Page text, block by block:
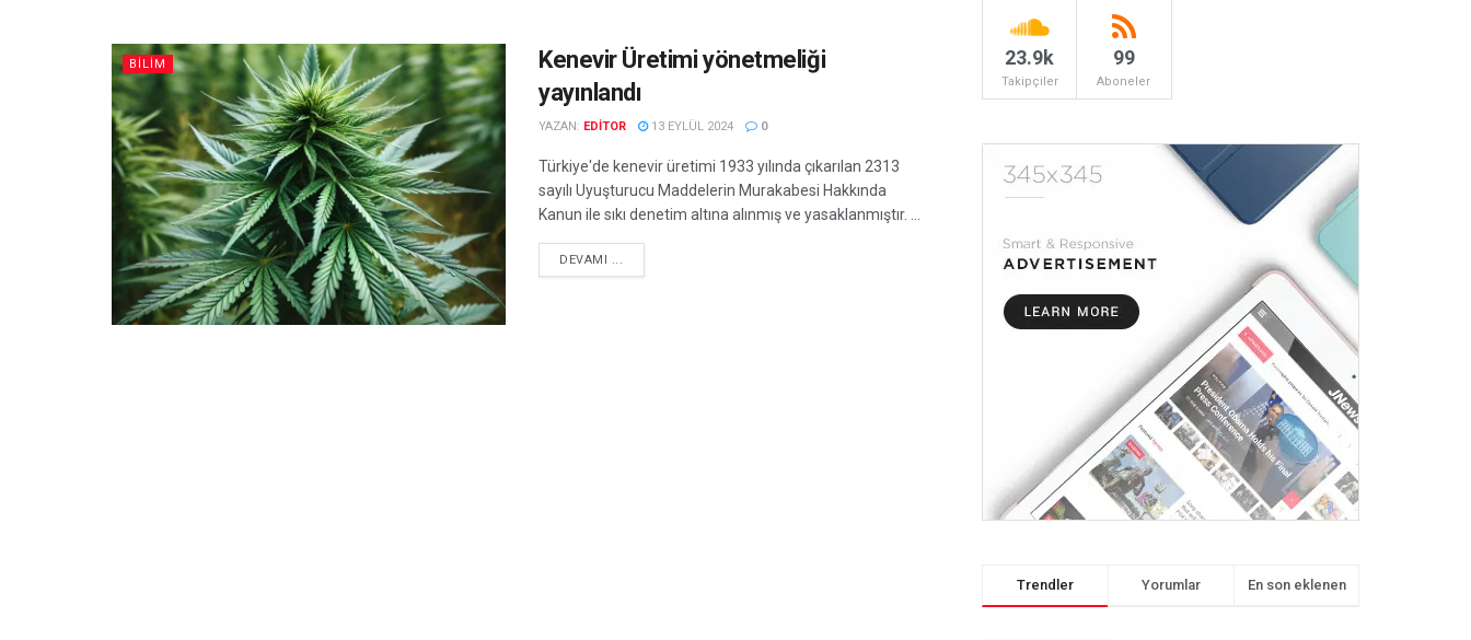
BILIM
Kenevir Üretimi yönetmeliği
yayınlandı
YAZAN: EDITOR 13 EYLÜL 2024 0
Türkiye'de kenevir üretimi 1933 yılında çıkarılan 2313
sayılı Uyuşturucu Maddelerin Murakabesi Hakkında
Kanun ile sıkı denetim altına alınmış ve yasaklanmıştır. ...
DEVAMI ...
23.9k
Takipçiler
99
Aboneler
Trendler Yorumlar En son eklenen